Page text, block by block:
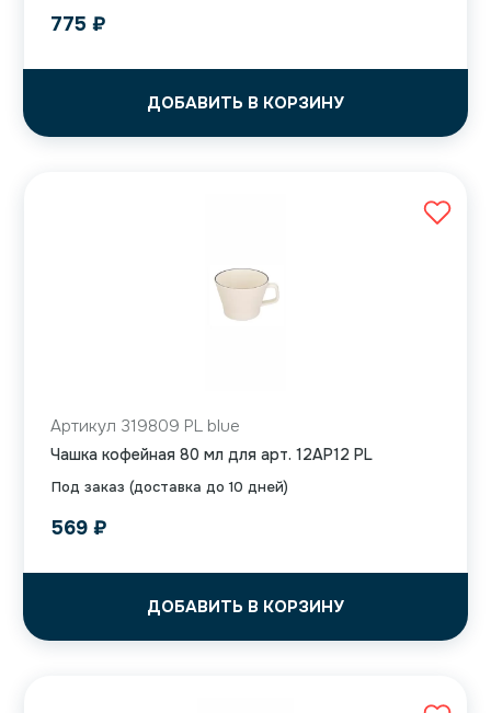
775 ₽
ДОБАВИТЬ В КОРЗИНУ
Под заказ (доставка до 10 дней)
Артикул 319809 PL blue
Чашка кофейная 80 мл для арт. 12AP12 PL
569 ₽
ДОБАВИТЬ В КОРЗИНУ